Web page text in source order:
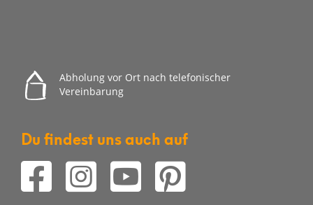
Abholung vor Ort nach telefonischer
Vereinbarung
Du findest uns auch auf